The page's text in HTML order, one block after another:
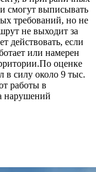
смогут выписывать
требований, но не
не выходит за
действовать, если
или намерен
оценке
в силу около 9 тыс.
работы в
нарушений